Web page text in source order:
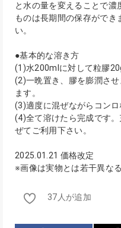
と水の量を変えることで濃
ものは長期間の保存ができ
い。
●基本的な溶き方
(1)水200mlに対して粒膠
(2)一晩置き、膠を膨潤さ
ます。
(3)適度に混ぜながらコンロ
(4)全て溶けたら完成です
ぜてご利用下さい。
2025.01.21 価格改定
※画像は実物とは若干異な
37人が追加